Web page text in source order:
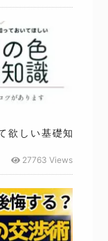
欲しい基礎知
27763 Views